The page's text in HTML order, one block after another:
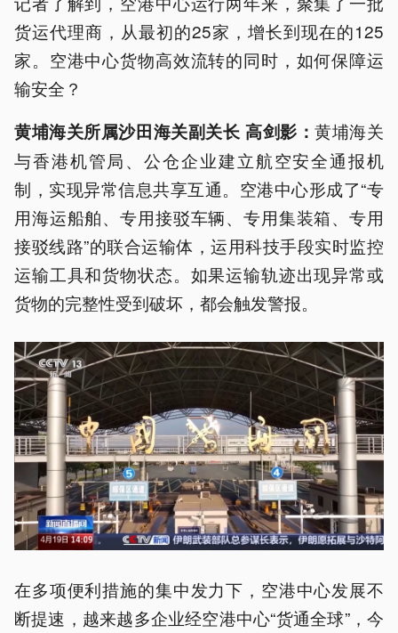
货运代理商，从最初的25家，增长到现在的125
家。空港中心货物高效流转的同时，如何保障运
输安全？
黄埔海关所属沙田海关副关长 高剑影：黄埔海关
与香港机管局、公仓企业建立航空安全通报机
制，实现异常信息共享互通。空港中心形成了“专
用海运船舶、专用接驳车辆、专用集装箱、专用
接驳线路”的联合运输体，运用科技手段实时监控
运输工具和货物状态。如果运输轨迹出现异常或
货物的完整性受到破坏，都会触发警报。
在多项便利措施的集中发力下，空港中心发展不
断提速，越来越多企业经空港中心“货通全球”，今